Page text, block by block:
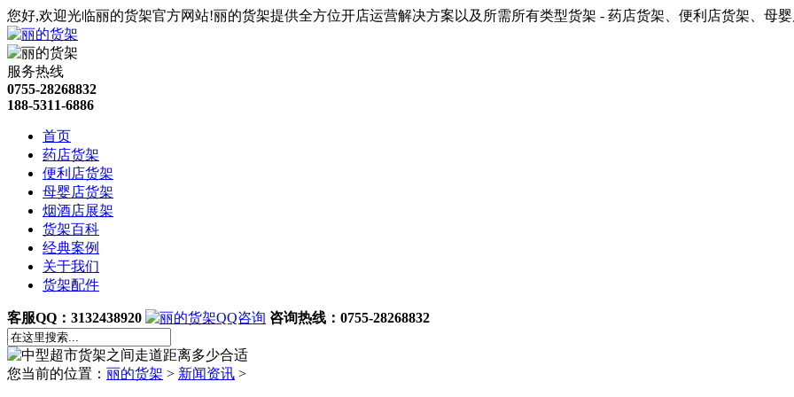
您好,欢迎光临丽的货架官方网站!丽的货架提供全方位开店运营解决方案以及所需所有类型货架 - 药店货架、便利店货架、母
服务热线
0755-28268832
188-5311-6886
首页
药店货架
便利店货架
母婴店货架
烟酒店展架
货架百科
经典案例
关于我们
货架配件
客服QQ：3132438920 咨询热线：0755-28268832
您当前的位置： 丽的货架 > 新闻资讯 >